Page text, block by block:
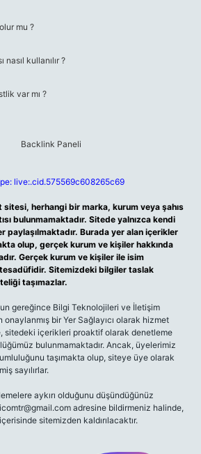
mu ?
nasıl kullanılır ?
var mı ?
live:.cid.575569c608265c69
sitesi, herhangi bir marka, kurum veya şahıs
bulunmamaktadır. Sitede yalnızca kendi
paylaşılmaktadır. Burada yer alan içerikler
olup, gerçek kurum ve kişiler hakkında
Gerçek kurum ve kişiler ile isim
Sitemizdeki bilgiler taslak
taşımazlar.
gereğince Bilgi Teknolojileri ve İletişim
onaylanmış bir Yer Sağlayıcı olarak hizmet
sitedeki içerikleri proaktif olarak denetleme
bulunmamaktadır. Ancak, üyelerimiz
taşımakta olup, siteye üye olarak
sayılırlar.
aykırı olduğunu düşündüğünüz
adresine bildirmeniz halinde,
sitemizden kaldırılacaktır.